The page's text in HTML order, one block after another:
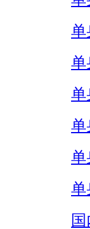
单
单
单
单
单
单